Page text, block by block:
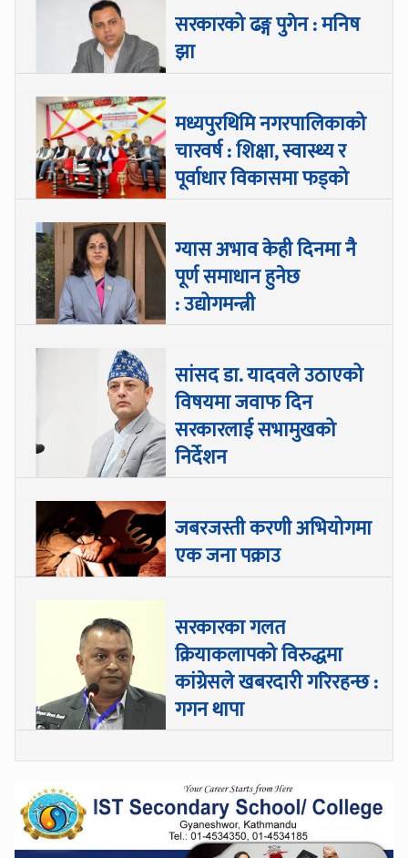
सरकारको ढङ्ग पुगेन : मनिष
झा
मध्यपुरथिमि नगरपालिकाको
चारवर्ष : शिक्षा, स्वास्थ्य र
पूर्वाधार विकासमा फड्को
ग्यास अभाव केही दिनमा नै
पूर्ण समाधान हुनेछ
: उद्योगमन्त्री
सांसद डा‍‍. यादवले उठाएको
विषयमा जवाफ दिन
सरकारलाई सभामुखको
निर्देशन
जबरजस्ती करणी अभियोगमा
एक जना पक्राउ
सरकारका गलत
क्रियाकलापको विरुद्धमा
कांग्रेसले खबरदारी गरिरहन्छ :
गगन थापा